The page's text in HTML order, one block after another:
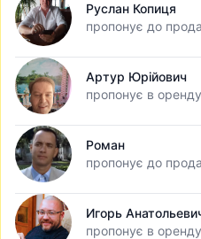
Руслан Копиця
пропонує до
Артур Юрійович
пропонує в
Роман
пропонує до
Игорь
пропонує в